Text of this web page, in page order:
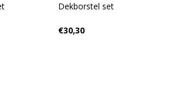
Dekborstel set
€30,30